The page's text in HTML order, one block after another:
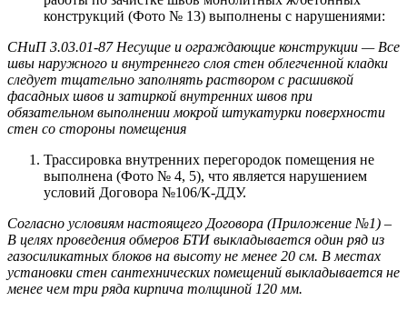
конструкций (Фото № 13) выполнены с нарушениями:
СНиП 3.03.01-87 Несущие и ограждающие конструкции — Все
швы наружного и внутреннего слоя стен облегченной кладки
следует тщательно заполнять раствором с расшивкой
фасадных швов и затиркой внутренних швов при
обязательном выполнении мокрой штукатурки поверхности
стен со стороны помещения
Трассировка внутренних перегородок помещения не
выполнена (Фото № 4, 5), что является нарушением
условий Договора №106/К-ДДУ.
Согласно условиям настоящего Договора (Приложение №1) –
В целях проведения обмеров БТИ выкладывается один ряд из
газосиликатных блоков на высоту не менее 20 см. В местах
установки стен сантехнических помещений выкладывается не
менее чем три ряда кирпича толщиной 120 мм.